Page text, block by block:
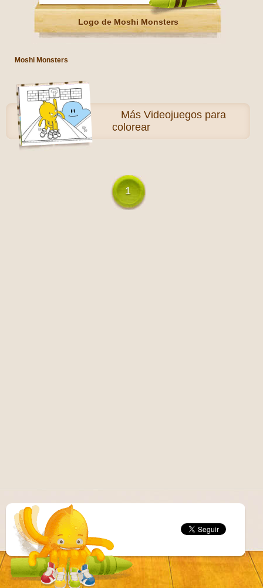
Logo de Moshi Monsters
Moshi Monsters
MásVideojuegos para
colorear
1